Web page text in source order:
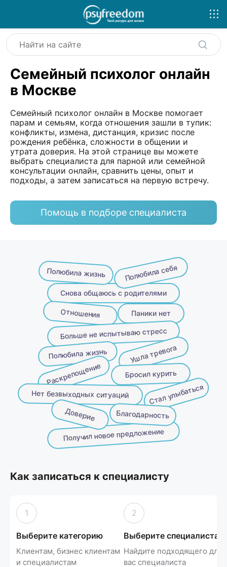
Семейный психолог онлайн
в Москве
Семейный психолог онлайн в Москве помогает
парам и семьям, когда отношения зашли в тупик:
конфликты, измена, дистанция, кризис после
рождения ребёнка, сложности в общении и
утрата доверия. На этой странице вы можете
выбрать специалиста для парной или семейной
консультации онлайн, сравнить цены, опыт и
подходы, а затем записаться на первую встречу.
Помощь в подборе специалиста
Полюбила жизнь Полюбила себя
Снова общаюсь с родителями
Отношения
Больше не испытываю стресс
Полюбила жизнь
Паники нет
Ушла тревога
Получил новое предложение
Раскрепощение Бросил курить
Нет безвыходных ситуаций Стал улыбаться
Доверие Благодарность
Как записаться к специалисту
1
Выберите категорию
Клиентам, бизнес клиентам
и специалистам
2
Выберите специалиста
Найдите подходящего для
вас специалиста